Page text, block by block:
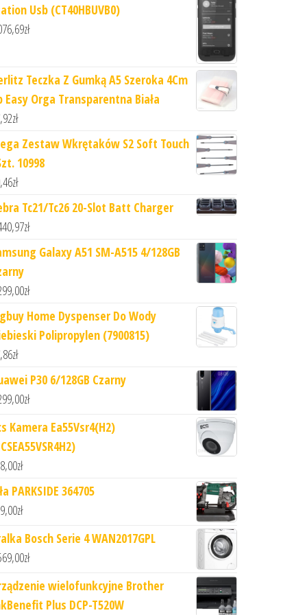
Usb (CT40HBUVB0)
zł
Teczka Z Gumką A5 Szeroka 4Cm
Easy Orga Transparentna Biała
zł
Zestaw Wkrętaków S2 Soft Touch
10998
zł
Tc21/Tc26 20-Slot Batt Charger
zł
Galaxy A51 SM-A515 4/128GB
zł
Home Dyspenser Do Wody
Polipropylen (7900815)
zł
P30 6/128GB Czarny
zł
Kamera Ea55Vsr4(H2)
zł
PARKSIDE 364705
zł
Bosch Serie 4 WAN2017GPL
zł
wielofunkcyjne Brother
Plus DCP-T520W